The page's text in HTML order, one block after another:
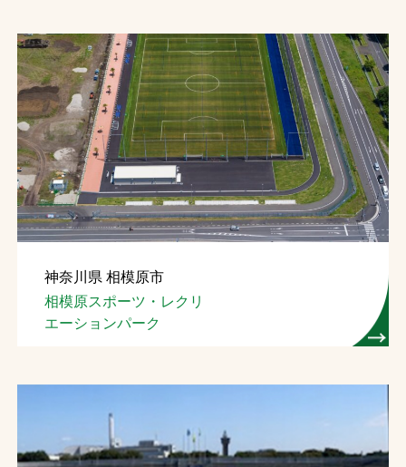
神奈川県 相模原市
相模原スポーツ・レクリ
エーションパーク